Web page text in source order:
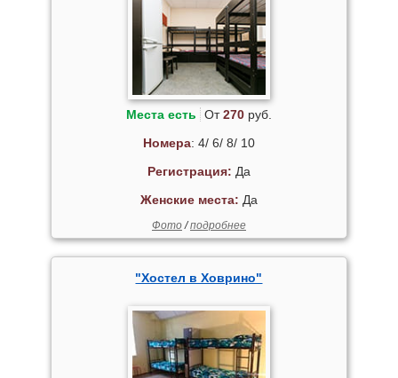
Места есть От270руб.
Номера: 4/ 6/ 8/ 10
Регистрация: Да
Женские места: Да
Фото/подробнее
"Хостел в Ховрино"